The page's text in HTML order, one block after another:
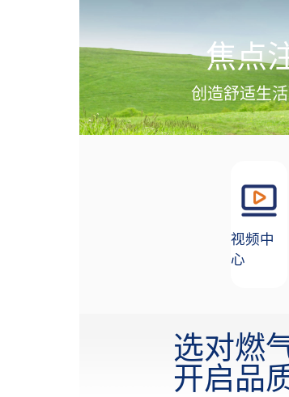
焦点
创造舒适生
视频中
心
选对燃
开启品